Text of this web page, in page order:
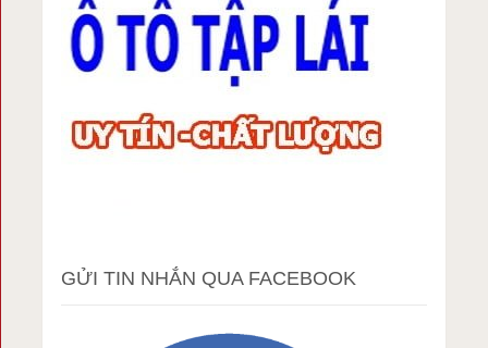
GỬI TIN NHẮN QUA FACEBOOK